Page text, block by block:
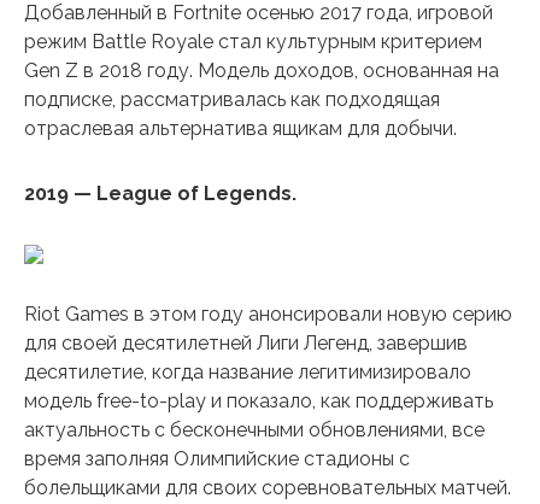
Добавленный в Fortnite осенью 2017 года, игровой
режим Battle Royale стал культурным критерием
Gen Z в 2018 году. Модель доходов, основанная на
подписке, рассматривалась как подходящая
отраслевая альтернатива ящикам для добычи.
2019 — League of Legends.
Riot Games в этом году анонсировали новую серию
для своей десятилетней Лиги Легенд, завершив
десятилетие, когда название легитимизировало
модель free-to-play и показало, как поддерживать
актуальность с бесконечными обновлениями, все
время заполняя Олимпийские стадионы с
болельщиками для своих соревновательных матчей.